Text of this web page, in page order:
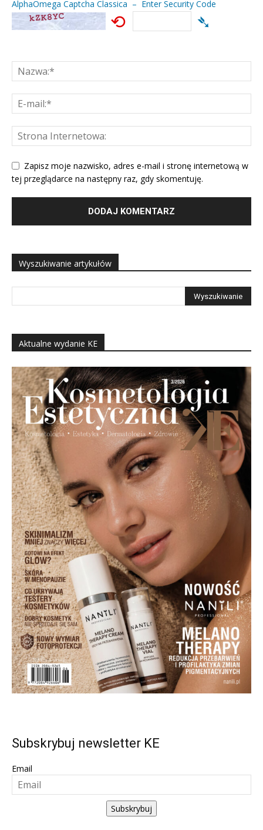
AlphaOmega Captcha Classica – Enter Security Code
⟲ ➴
Zapisz moje nazwisko, adres e-mail i stronę internetową w
tej przeglądarce na następny raz, gdy skomentuję.
Wyszukiwanie artykułów
Aktualne wydanie KE
Subskrybuj newsletter KE
Email
Subskrybuj